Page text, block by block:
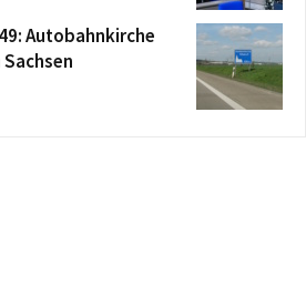
Autobahnkirche